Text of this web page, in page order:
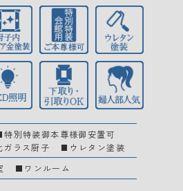
特別特装御本尊様御安置可
ガラス厨子
ウレタン塗装
ワンルーム